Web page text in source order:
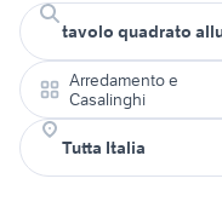
Arredamento e
Casalinghi